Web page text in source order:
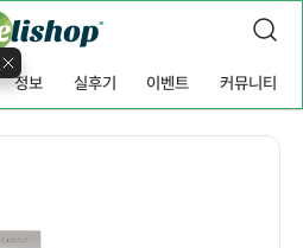
정보 실후기 이벤트 커뮤니티